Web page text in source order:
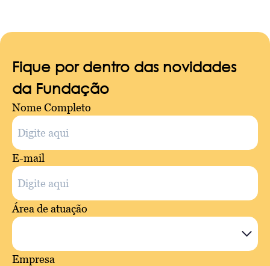
Fique por dentro das novidades
da Fundação
Nome Completo
E-mail
Área de atuação
Empresa